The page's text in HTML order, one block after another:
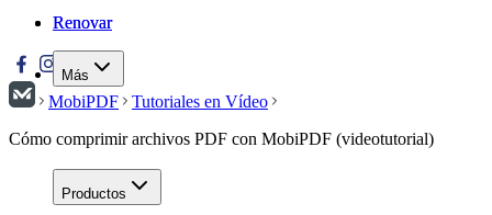
Renovar
Más
Renovar
MobiPDF
Tutoriales en Vídeo
Cómo comprimir archivos PDF con MobiPDF (videotutorial)
Productos